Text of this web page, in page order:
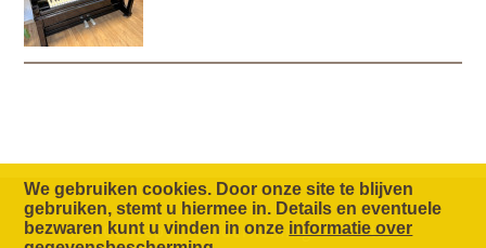
Het Concept Onderneming
Contact
We gebruiken cookies. Door onze site te blijven
gebruiken, stemt u hiermee in. Details en eventuele
bezwaren kunt u vinden in onze informatie over